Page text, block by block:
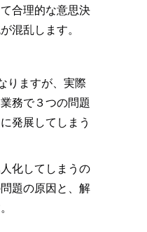
合理的な意思決
混乱します。
りますが、実際
務で３つの問題
発展してしまう
化してしまうの
題の原因と、解